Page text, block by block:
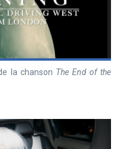
la chanson The End of the